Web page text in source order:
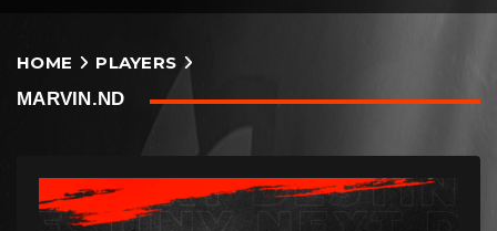
HOME
PLAYERS
MARVIN.ND